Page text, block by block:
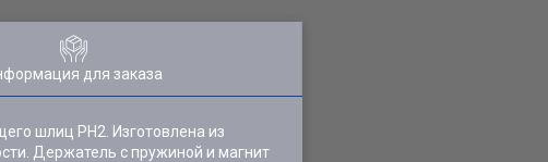
для заказа
шлиц PH2. Изготовлена из
Держатель с пружиной и магнит